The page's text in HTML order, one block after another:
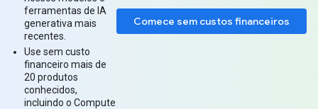
Comece sem custos financeiros
ferramentas de IA
generativa mais
recentes.
Use sem custo
financeiro mais de
20 produtos
conhecidos,
incluindo o Compute